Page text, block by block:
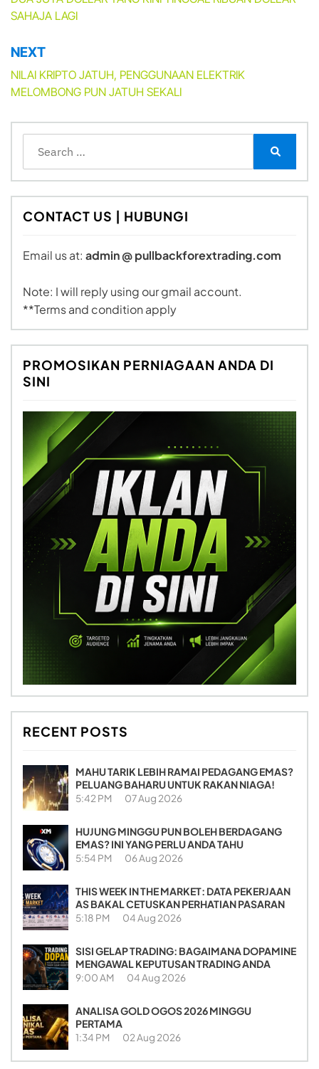
SAHAJA LAGI
NEXT
NILAI KRIPTO JATUH, PENGGUNAAN ELEKTRIK
MELOMBONG PUN JATUH SEKALI
for:
CONTACT US | HUBUNGI
Email us at: admin @ pullbackforextrading.com
Note: I will reply using our gmail account.
**Terms and condition apply
PROMOSIKAN PERNIAGAAN ANDA DI
SINI
RECENT POSTS
MAHU TARIK LEBIH RAMAI PEDAGANG EMAS?
PELUANG BAHARU UNTUK RAKAN NIAGA!
5:42 PM 07 Aug 2026
HUJUNG MINGGU PUN BOLEH BERDAGANG
EMAS? INI YANG PERLU ANDA TAHU
5:54 PM 06 Aug 2026
THIS WEEK IN THE MARKET: DATA PEKERJAAN
AS BAKAL CETUSKAN PERHATIAN PASARAN
5:18 PM 04 Aug 2026
SISI GELAP TRADING: BAGAIMANA DOPAMINE
MENGAWAL KEPUTUSAN TRADING ANDA
9:00 AM 04 Aug 2026
ANALISA GOLD OGOS 2026 MINGGU
PERTAMA
1:34 PM 02 Aug 2026